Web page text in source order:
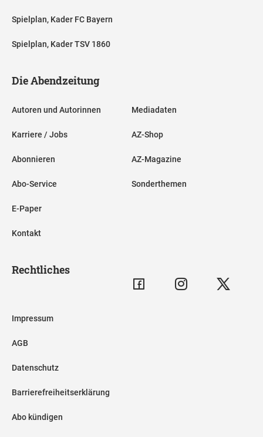
Spielplan, Kader FC Bayern
Spielplan, Kader TSV 1860
Die Abendzeitung
Autoren und Autorinnen
Karriere / Jobs
Abonnieren
Abo-Service
E-Paper
Kontakt
Mediadaten
AZ-Shop
AZ-Magazine
Sonderthemen
Rechtliches
Impressum
AGB
Datenschutz
Barrierefreiheitserklärung
Abo kündigen